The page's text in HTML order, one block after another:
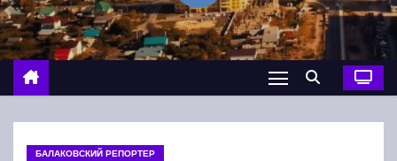
о
м
у
БАЛАКОВСКИЙ РЕПОРТЕР